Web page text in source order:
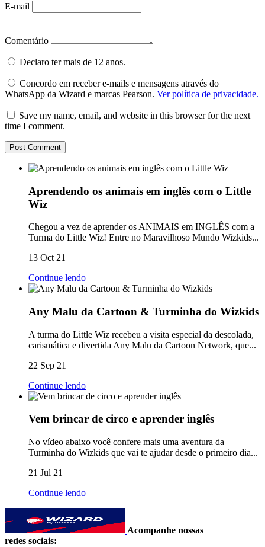
E-mail
Comentário
Declaro ter mais de 12 anos.
Concordo em receber e-mails e mensagens através do
WhatsApp da Wizard e marcas Pearson. Ver política de privacidade.
Save my name, email, and website in this browser for the next
time I comment.
Aprendendo os animais em inglês com o Little
Wiz
Chegou a vez de aprender os ANIMAIS em INGLÊS com a
Turma do Little Wiz! Entre no Maravilhoso Mundo Wizkids...
13 Oct 21
Continue lendo
Any Malu da Cartoon & Turminha do Wizkids
A turma do Little Wiz recebeu a visita especial da descolada,
carismática e divertida Any Malu da Cartoon Network, que...
22 Sep 21
Continue lendo
Vem brincar de circo e aprender inglês
No vídeo abaixo você confere mais uma aventura da
Turminha do Wizkids que vai te ajudar desde o primeiro dia...
21 Jul 21
Continue lendo
Acompanhe nossas
redes sociais: